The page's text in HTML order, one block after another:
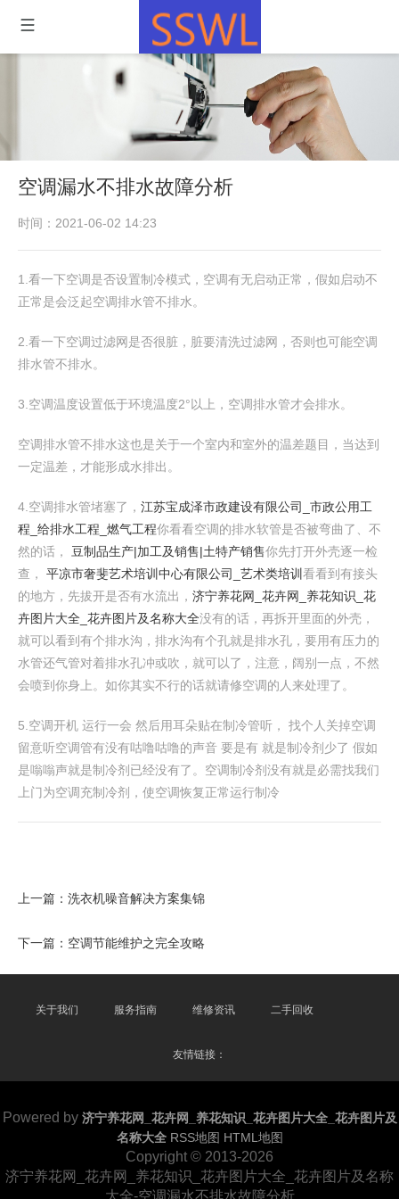
空调漏水不排水故障分析
时间：2021-06-02 14:23
1.看一下空调是否设置制冷模式，空调有无启动正常，假如启动不
正常是会泛起空调排水管不排水。
2.看一下空调过滤网是否很脏，脏要清洗过滤网，否则也可能空调
排水管不排水。
3.空调温度设置低于环境温度2°以上，空调排水管才会排水。
空调排水管不排水这也是关于一个室内和室外的温差题目，当达到
一定温差，才能形成水排出。
4.空调排水管堵塞了， 江苏宝成泽市政建设有限公司_市政公用工
程_给排水工程_燃气工程你看看空调的排水软管是否被弯曲了、不
然的话， 豆制品生产|加工及销售|土特产销售你先打开外壳逐一检
查， 平凉市奢斐艺术培训中心有限公司_艺术类培训 看看到有接头
的地方，先拔开是否有水流出， 济宁养花网_花卉网_养花知识_花
卉图片大全_花卉图片及名称大全没有的话，再拆开里面的外壳，
就可以看到有个排水沟，排水沟有个孔就是排水孔，要用有压力的
水管还气管对着排水孔冲或吹，就可以了，注意，阔别一点，不然
会喷到你身上。如你其实不行的话就请修空调的人来处理了。
5.空调开机 运行一会 然后用耳朵贴在制冷管听， 找个人关掉空调
留意听空调管有没有咕噜咕噜的声音 要是有 就是制冷剂少了 假如
是嗡嗡声就是制冷剂已经没有了。空调制冷剂没有就是必需找我们
上门为空调充制冷剂，使空调恢复正常运行制冷
上一篇： 洗衣机噪音解决方案集锦
下一篇： 空调节能维护之完全攻略
关于我们 服务指南 维修资讯 二手回收
友情链接：
Powered by 济宁养花网_花卉网_养花知识_花卉图片大全_花卉图片及
名称大全 RSS地图 HTML地图
Copyright © 2013-2026
济宁养花网_花卉网_养花知识_花卉图片大全_花卉图片及名称
大全-空调漏水不排水故障分析